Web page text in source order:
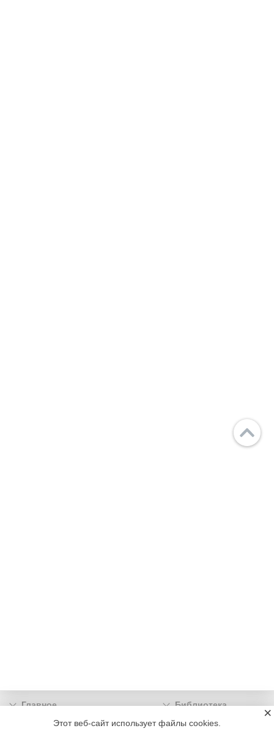
Главное
Библиотека
Подписка
Реклама
Этот веб-сайт использует файлы cookies.
×